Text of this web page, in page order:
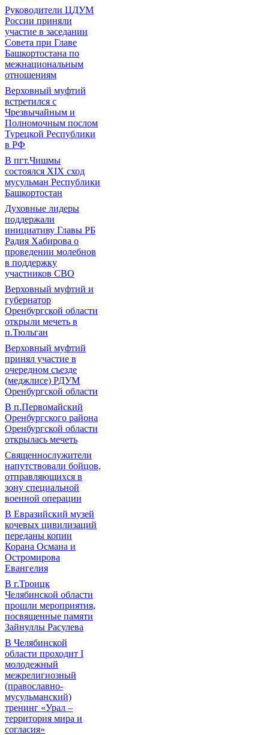
Руководители ЦДУМ
России приняли
участие в заседании
Совета при Главе
Башкортостана по
межнациональным
отношениям
Верховный муфтий
встретился с
Чрезвычайным и
Полномочным послом
Турецкой Республики
в РФ
В пгт.Чишмы
состоялся XIX сход
мусульман Республики
Башкортостан
Духовные лидеры
поддержали
инициативу Главы РБ
Радия Хабирова о
проведении молебнов
в поддержку
участников СВО
Верховный муфтий и
губернатор
Оренбургской области
открыли мечеть в
п.Тюльган
Верховный муфтий
принял участие в
очередном съезде
(меджлисе) РДУМ
Оренбургской области
В п.Первомайский
Оренбургского района
Оренбургской области
открылась мечеть
Священнослужители
напутствовали бойцов,
отправляющихся в
зону специальной
военной операции
В Евразийский музей
кочевых цивилизаций
переданы копии
Корана Османа и
Остромирова
Евангелия
В г.Троицк
Челябинской области
прошли мероприятия,
посвященные памяти
Зайнуллы Расулева
В Челябинской
области проходит I
молодежный
межрелигиозный
(православно-
мусульманский)
тренинг «Урал –
территория мира и
согласия»